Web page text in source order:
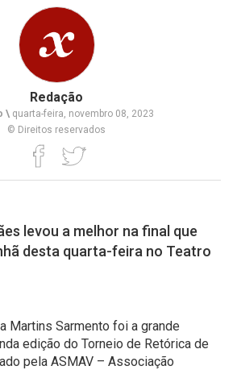
Redação
\ quarta-feira, novembro 08, 2023
© Direitos reservados
levou a melhor na final que
desta quarta-feira no Teatro
Martins Sarmento foi a grande
edição do Torneio de Retórica de
pela ASMAV – Associação